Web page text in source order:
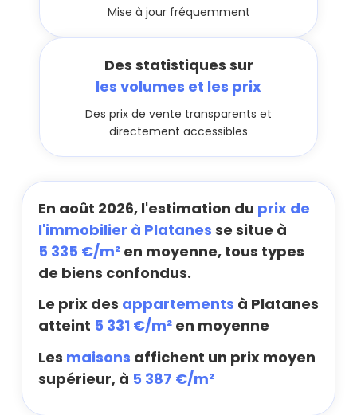
Mise à jour fréquemment
Des statistiques sur
les volumes et les prix
Des prix de vente transparents et
directement accessibles
En août 2026, l'estimation du prix de
l'immobilier à Platanes se situe à
5 335 €/m² en moyenne, tous types
de biens confondus.
Le prix des appartements à Platanes
atteint 5 331 €/m² en moyenne
Les maisons affichent un prix moyen
supérieur, à 5 387 €/m²